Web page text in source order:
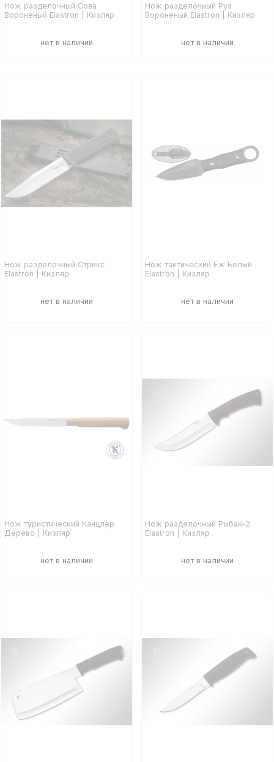
Нож разделочный Сова
Вороненый Elastron | Кизляр
Нож разделочный Руз
Вороненый Elastron | Кизляр
Нож разделочный Стрикс
Elastron | Кизляр
Нож тактический Ёж Белый
Elastron | Кизляр
Нож туристический Канцлер
Дерево | Кизляр
Нож разделочный Рыбак-2
Elastron | Кизляр